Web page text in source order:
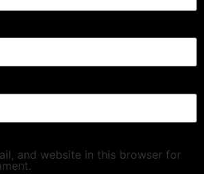
and website in this browser for